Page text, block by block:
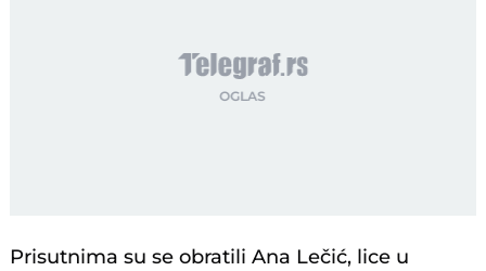
Prisutnima su se obratili Ana Lečić, lice u